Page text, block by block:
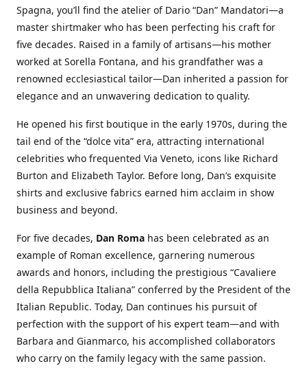
Spagna, you’ll find the atelier of Dario “Dan” Mandatori—a
master shirtmaker who has been perfecting his craft for
five decades. Raised in a family of artisans—his mother
worked at Sorella Fontana, and his grandfather was a
renowned ecclesiastical tailor—Dan inherited a passion for
elegance and an unwavering dedication to quality.
He opened his first boutique in the early 1970s, during the
tail end of the “dolce vita” era, attracting international
celebrities who frequented Via Veneto, icons like Richard
Burton and Elizabeth Taylor. Before long, Dan’s exquisite
shirts and exclusive fabrics earned him acclaim in show
business and beyond.
For five decades, Dan Roma has been celebrated as an
example of Roman excellence, garnering numerous
awards and honors, including the prestigious “Cavaliere
della Repubblica Italiana” conferred by the President of the
Italian Republic. Today, Dan continues his pursuit of
perfection with the support of his expert team—and with
Barbara and Gianmarco, his accomplished collaborators
who carry on the family legacy with the same passion.